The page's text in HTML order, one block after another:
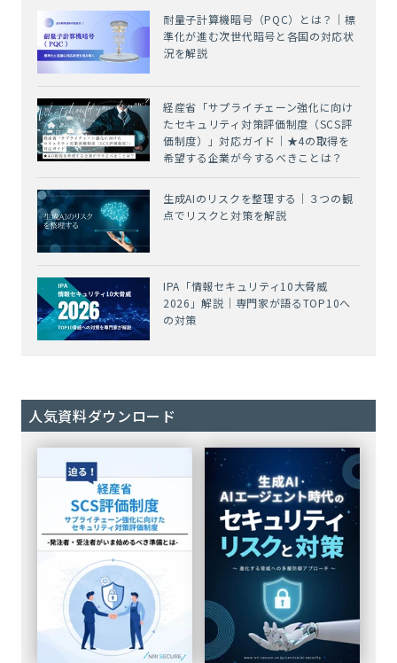
耐量子計算機暗号（PQC）とは？｜標
準化が進む次世代暗号と各国の対応状
況を解説
経産省「サプライチェーン強化に向け
たセキュリティ対策評価制度（SCS評
価制度）」対応ガイド｜★4の取得を
希望する企業が今するべきことは？
生成AIのリスクを整理する｜３つの観
点でリスクと対策を解説
IPA「情報セキュリティ10大脅威
2026」解説｜専門家が語るTOP10へ
の対策
人気資料ダウンロード